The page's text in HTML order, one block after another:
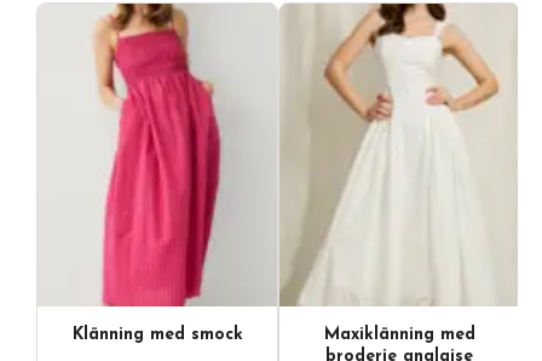
Klänning med smock
Maxiklänning med
broderie anglaise